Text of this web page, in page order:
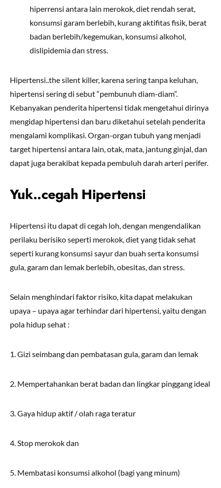
hiperrensi antara lain merokok, diet rendah serat,
konsumsi garam berlebih, kurang aktifitas fisik, berat
badan berlebih/kegemukan, konsumsi alkohol,
dislipidemia dan stress.
Hipertensi..the silent killer, karena sering tanpa keluhan,
hipertensi sering di sebut “pembunuh diam-diam”.
Kebanyakan penderita hipertensi tidak mengetahui dirinya
mengidap hipertensi dan baru diketahui setelah penderita
mengalami komplikasi. Organ-organ tubuh yang menjadi
target hipertensi antara lain, otak, mata, jantung ginjal, dan
dapat juga berakibat kepada pembuluh darah arteri perifer.
Yuk..cegah Hipertensi
Hipertensi itu dapat di cegah loh, dengan mengendalikan
perilaku berisiko seperti merokok, diet yang tidak sehat
seperti kurang konsumsi sayur dan buah serta konsumsi
gula, garam dan lemak berlebih, obesitas, dan stress.
Selain menghindari faktor risiko, kita dapat melakukan
upaya – upaya agar terhindar dari hipertensi, yaitu dengan
pola hidup sehat :
1. Gizi seimbang dan pembatasan gula, garam dan lemak
2. Mempertahankan berat badan dan lingkar pinggang ideal
3. Gaya hidup aktif / olah raga teratur
4. Stop merokok dan
5. Membatasi konsumsi alkohol (bagi yang minum)